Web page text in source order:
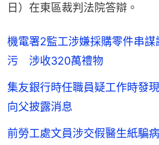
日）在東區裁判法院答辯。
機電署2監工涉嫌採購零件串
污 涉收320萬禮物
集友銀行時任職員疑工作時發
向父披露消息
前勞工處文員涉交假醫生紙騙